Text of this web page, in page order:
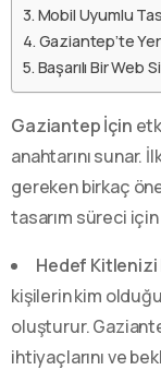
Mobil Uyumlu
Gaziantep’te
Başarılı Bir
Gaziantep İçin
anahtarını sunar.
gereken birkaç
tasarım süreci
Hedef Kitlenizi
kişilerin kim
oluşturur.
ihtiyaçlarını ve